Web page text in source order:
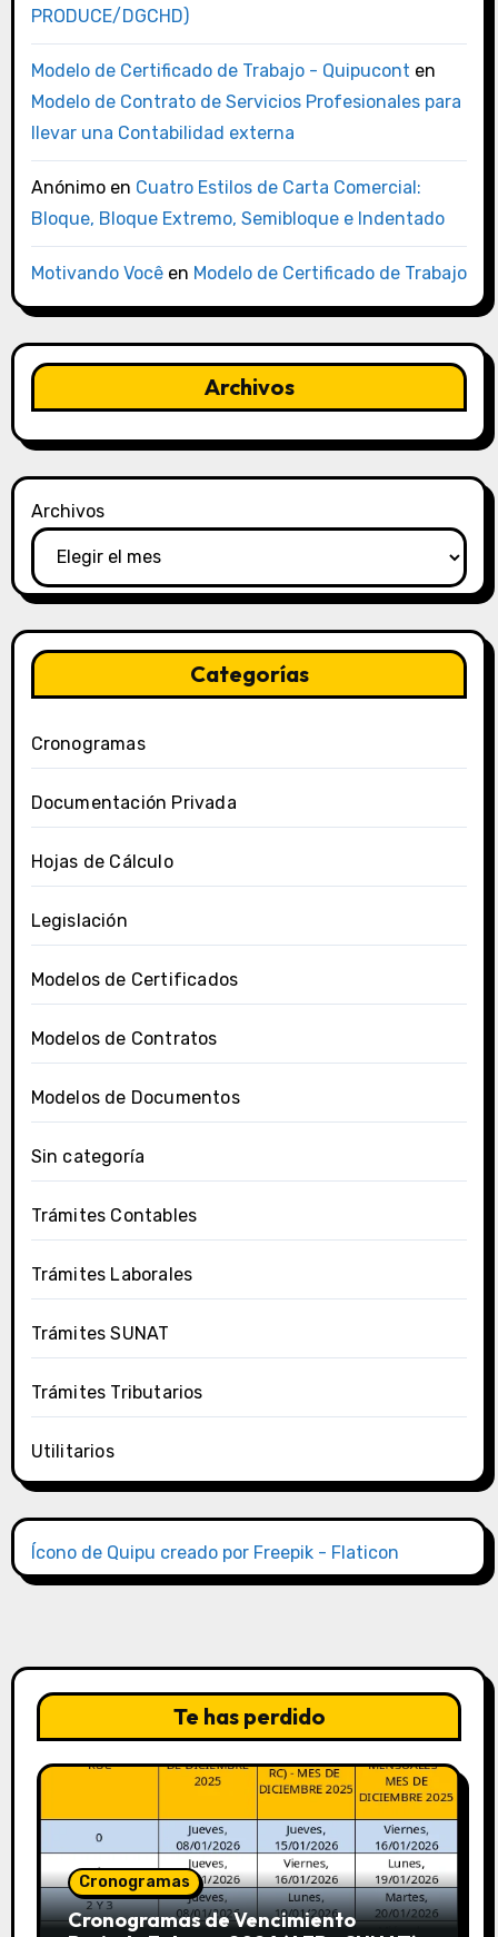
PRODUCE/DGCHD)
Modelo de Certificado de Trabajo - Quipucont en
Modelo de Contrato de Servicios Profesionales para
llevar una Contabilidad externa
Anónimoen Cuatro Estilos de Carta Comercial:
Bloque, Bloque Extremo, Semibloque e Indentado
Motivando Vocêen Modelo de Certificado de Trabajo
Archivos
Archivos
Categorías
Cronogramas
Documentación Privada
Hojas de Cálculo
Legislación
Modelos de Certificados
Modelos de Contratos
Modelos de Documentos
Sin categoría
Trámites Contables
Trámites Laborales
Trámites SUNAT
Trámites Tributarios
Utilitarios
Ícono de Quipu creado por Freepik - Flaticon
Te has perdido
Cronogramas
Cronogramas de Vencimiento